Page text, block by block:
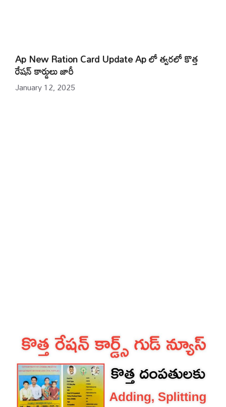
Ap New Ration Card Update Ap లో త్వరలో కొత్త
రేషన్ కార్డులు జారీ
January 12, 2025